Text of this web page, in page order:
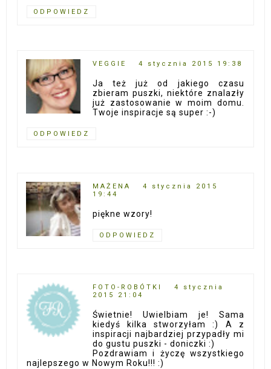
ODPOWIEDZ
VEGGIE 4 stycznia 2015 19:38
Ja też już od jakiego czasu
zbieram puszki, niektóre znalazły
już zastosowanie w moim domu.
Twoje inspiracje są super :-)
ODPOWIEDZ
MAŻENA
4 stycznia 2015
19:44
piękne wzory!
ODPOWIEDZ
FOTO-ROBÓTKI
4 stycznia
2015 21:04
Świetnie! Uwielbiam je! Sama
kiedyś kilka stworzyłam :) A z
inspiracji najbardziej przypadły mi
do gustu puszki - doniczki :)
Pozdrawiam i życzę wszystkiego
najlepszego w Nowym Roku!!! :)